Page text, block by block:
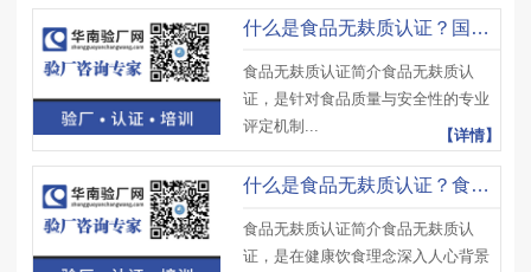
什么是食品无麸质认证？国内无麸质食品认证的相关法规有哪些？
食品无麸质认证简介食品无麸质认
证，是针对食品质量与安全性的专业
评定机制...
【详情】
什么是食品无麸质认证？食品无麸质认证需要哪些原料供应商证明？
食品无麸质认证简介食品无麸质认
证，是在健康饮食理念深入人心背景